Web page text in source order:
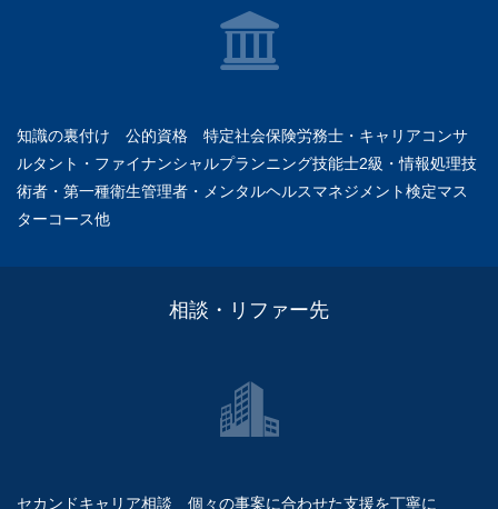
知識の裏付け 公的資格 特定社会保険労務士・キャリアコンサ
ルタント・ファイナンシャルプランニング技能士2級・情報処理技
術者・第一種衛生管理者・メンタルヘルスマネジメント検定マス
ターコース他
相談・リファー先
セカンドキャリア相談 個々の事案に合わせた支援を丁寧に